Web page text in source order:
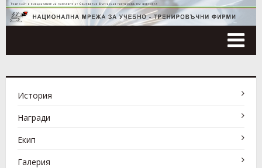
История
Награди
Екип
Галерия